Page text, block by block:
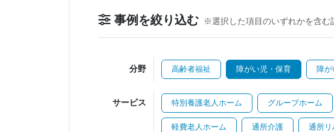
事例を絞り込む ※選択した項目のいずれかを含む
分野 高齢者福祉 障がい児・保育 障が
サービス 特別養護老人ホーム グループホーム
軽費老人ホーム 通所介護 通所リ